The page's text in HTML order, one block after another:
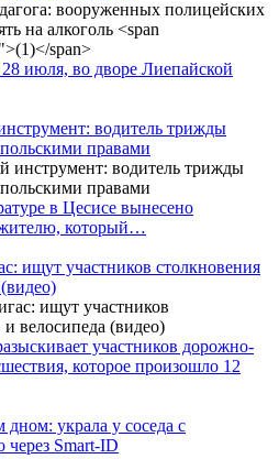
июля, во дворе Лиепайской
водитель трижды
правами
в Цесисе вынесено
жителю, который…
ищут участников столкновения
участников дорожно-
которое произошло 12
украла у соседа с
через Smart-ID